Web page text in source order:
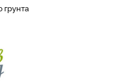
грунта